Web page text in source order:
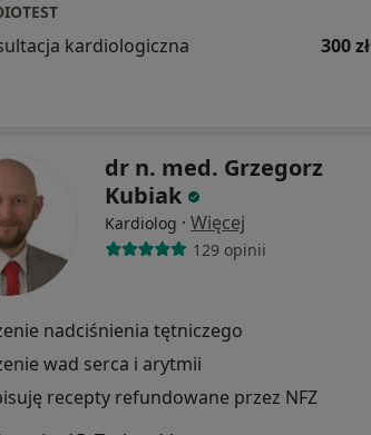
kardiologiczna 300 zł
dr n. med. Grzegorz
Kubiak
Kardiolog · Więcej
129 opinii
nadciśnienia tętniczego
wad serca i arytmii
recepty refundowane przez NFZ